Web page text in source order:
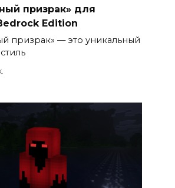
призрак» для
Edition
призрак» — это уникальный